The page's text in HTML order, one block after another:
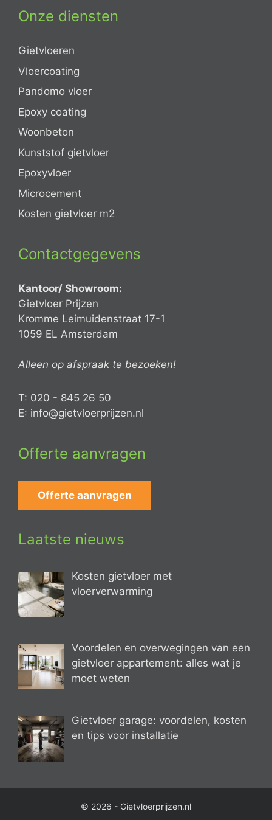
Onze diensten
Gietvloeren
Vloercoating
Pandomo vloer
Epoxy coating
Woonbeton
Kunststof gietvloer
Epoxyvloer
Microcement
Kosten gietvloer m2
Contactgegevens
Kantoor/ Showroom:
Gietvloer Prijzen
Kromme Leimuidenstraat 17-1
1059 EL Amsterdam
Alleen op afspraak te bezoeken!
T: 020 - 845 26 50
E: info@gietvloerprijzen.nl
Offerte aanvragen
Offerte aanvragen
Laatste nieuws
Kosten gietvloer met
vloerverwarming
Voordelen en overwegingen van een
gietvloer appartement: alles wat je
moet weten
Gietvloer garage: voordelen, kosten
en tips voor installatie
© 2026 - Gietvloerprijzen.nl